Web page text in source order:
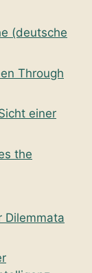
(deutsche
Through
einer
the
Dilemmata